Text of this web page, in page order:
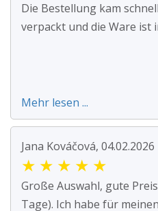
Die Bestellung kam
verpackt und die Ware ist
Mehr lesen ...
Jana Kováčová, 04.02.2026
★ ★ ★ ★ ★
Große Auswahl, gute
Tage). Ich habe für